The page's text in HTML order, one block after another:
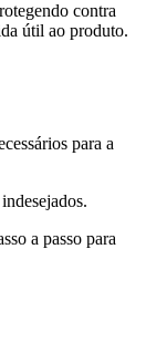
contra
útil ao produto.
para a
a passo para